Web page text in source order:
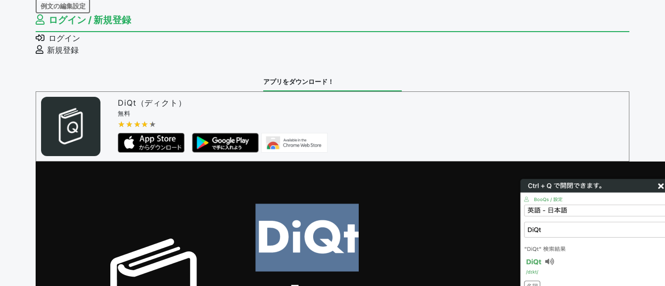
例文の編集設定
例文の編集権限を持つユーザー -
例文の編集を審査する
例文の削除を審査する
審査に対する投票権限を持つユーザー -
問題の編集権限を持つユーザー -
審査に対する投票権限を持つユーザー -
決定に必要な投票数 -1
編集ガイドライン
ログイン / 新規登録
ログイン
新規登録
アプリをダウンロード！
DiQt（ディクト）
無料
★★★★★
★★★★★